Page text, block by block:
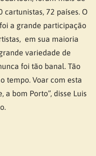
72 países. O
a grande participação
em sua maioria
variedade de
foi tão banal. Tão
tempo. Voar com esta
a bom Porto”, disse Luis